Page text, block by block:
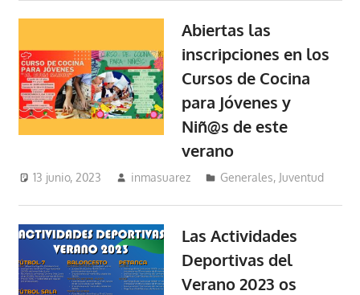
Abiertas las
inscripciones en los
Cursos de Cocina
para Jóvenes y
Niñ@s de este
verano
13 junio, 2023 inmasuarez Generales, Juventud
Las Actividades
Deportivas del
Verano 2023 os